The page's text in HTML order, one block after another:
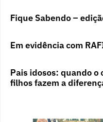
Fique Sabendo –
Em evidência com
Pais idosos: quando o
filhos fazem a